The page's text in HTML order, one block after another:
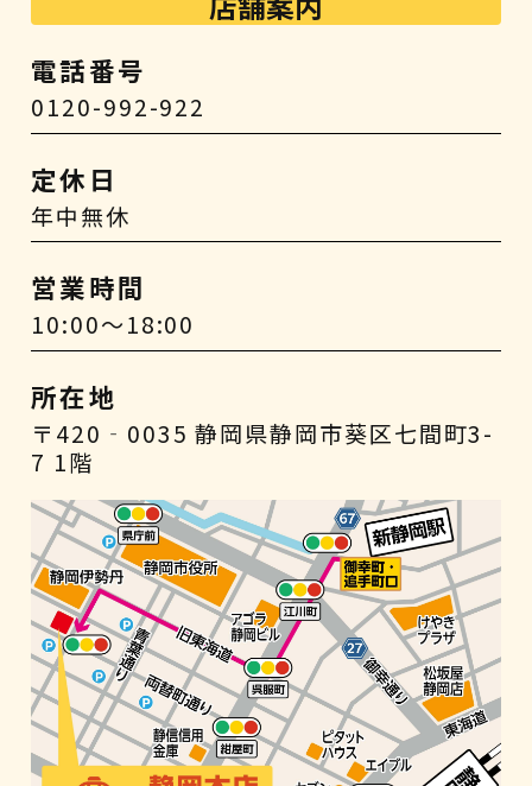
電話番号
0120-992-922
定休日
年中無休
営業時間
10:00～18:00
所在地
〒420‐0035 静岡県静岡市葵区七間町3-
7 1階